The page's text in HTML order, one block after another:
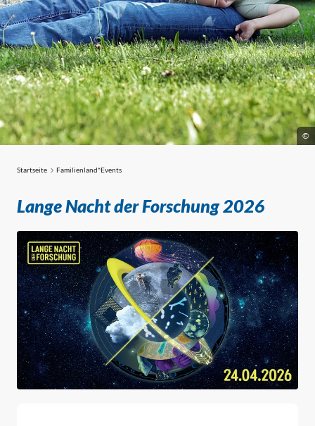
©
Familienland*Events
Startseite Familienland*Events
Lange Nacht der Forschung 2026